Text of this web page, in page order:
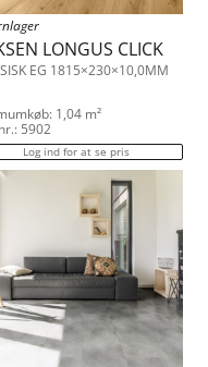
LONGUS CLICK
EG 1815×230×10,0MM
1,04 m²
5902
Log ind for at se pris